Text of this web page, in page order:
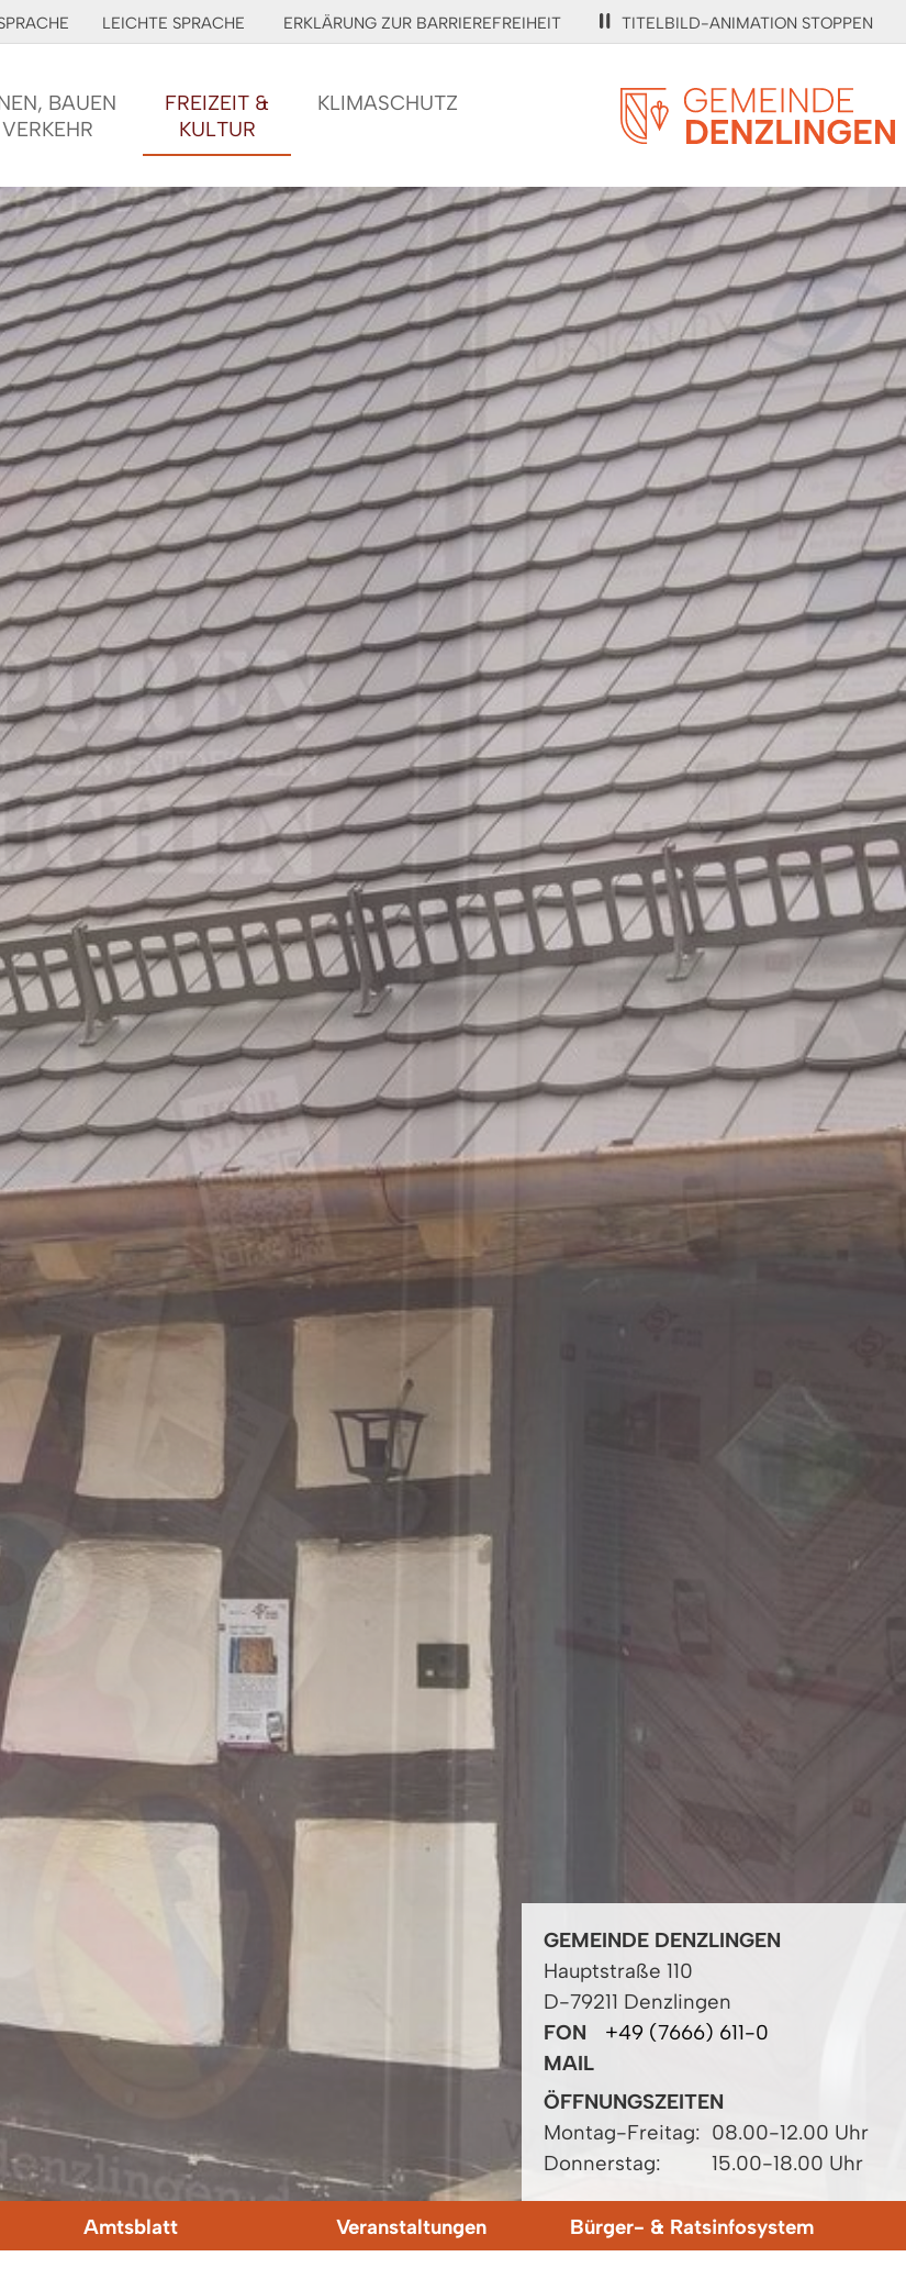
LEICHTE SPRACHE ERKLÄRUNG ZUR BARRIEREFREIHEIT TITELBILD-ANIMATION STOPPEN
BAUEN
FREIZEIT &
KULTUR
KLIMASCHUTZ
GEMEINDE DENZLINGEN
Hauptstraße 110
D-79211 Denzlingen
FON
+49 (7666) 611-0
MAIL
ÖFFNUNGSZEITEN
Montag-Freitag: 08.00-12.00 Uhr
Donnerstag:
15.00-18.00 Uhr
Amtsblatt Veranstaltungen Bürger- & Ratsinfosystem